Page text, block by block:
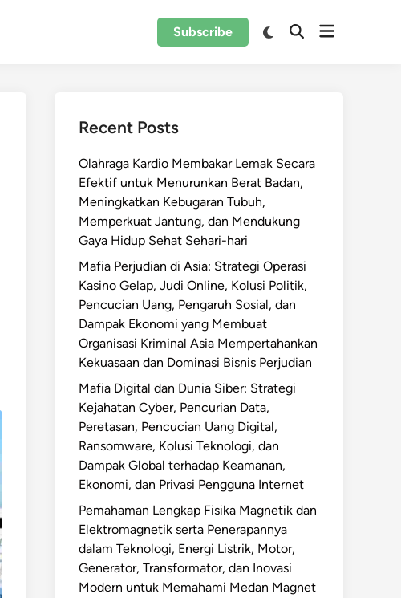
Subscribe
SwitchOpenOpen
Recent Posts
Olahraga Kardio Membakar Lemak Secara
Efektif untuk Menurunkan Berat Badan,
Meningkatkan Kebugaran Tubuh,
Memperkuat Jantung, dan Mendukung
Gaya Hidup Sehat Sehari-hari
Mafia Perjudian di Asia: Strategi Operasi
Kasino Gelap, Judi Online, Kolusi Politik,
Pencucian Uang, Pengaruh Sosial, dan
Dampak Ekonomi yang Membuat
Organisasi Kriminal Asia Mempertahankan
Kekuasaan dan Dominasi Bisnis Perjudian
Mafia Digital dan Dunia Siber: Strategi
Kejahatan Cyber, Pencurian Data,
Peretasan, Pencucian Uang Digital,
Ransomware, Kolusi Teknologi, dan
Dampak Global terhadap Keamanan,
Ekonomi, dan Privasi Pengguna Internet
Pemahaman Lengkap Fisika Magnetik dan
Elektromagnetik serta Penerapannya
dalam Teknologi, Energi Listrik, Motor,
Generator, Transformator, dan Inovasi
Modern untuk Memahami Medan Magnet